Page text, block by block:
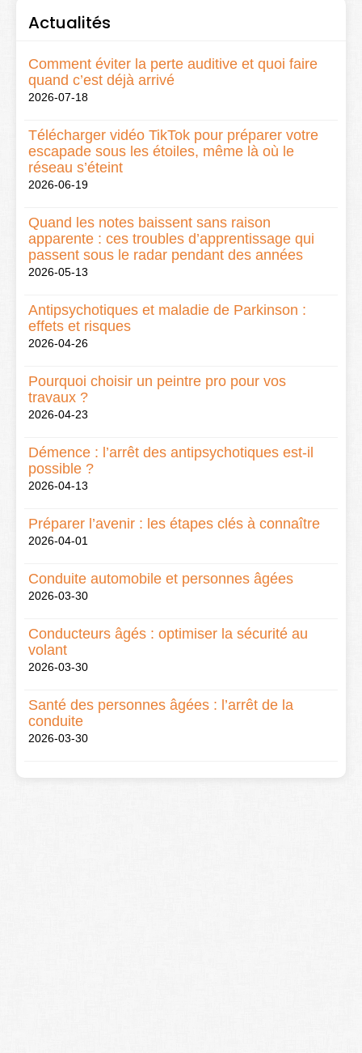
Actualités
Comment éviter la perte auditive et quoi faire
quand c’est déjà arrivé
2026-07-18
Télécharger vidéo TikTok pour préparer votre
escapade sous les étoiles, même là où le
réseau s’éteint
2026-06-19
Quand les notes baissent sans raison
apparente : ces troubles d’apprentissage qui
passent sous le radar pendant des années
2026-05-13
Antipsychotiques et maladie de Parkinson :
effets et risques
2026-04-26
Pourquoi choisir un peintre pro pour vos
travaux ?
2026-04-23
Démence : l’arrêt des antipsychotiques est-il
possible ?
2026-04-13
Préparer l’avenir : les étapes clés à connaître
2026-04-01
Conduite automobile et personnes âgées
2026-03-30
Conducteurs âgés : optimiser la sécurité au
volant
2026-03-30
Santé des personnes âgées : l’arrêt de la
conduite
2026-03-30